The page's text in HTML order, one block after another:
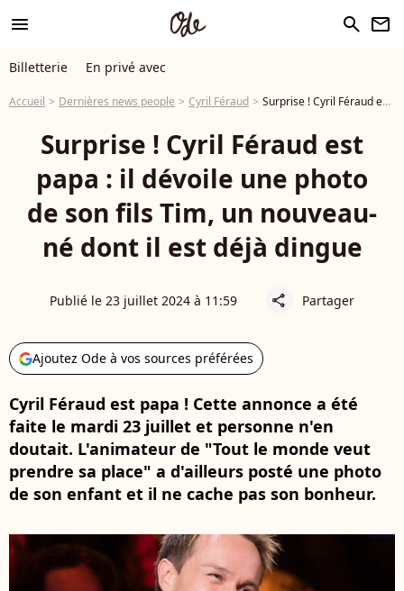
menu search newsletter
Billetterie En privé avec
Accueil Dernières news people Cyril Féraud Surprise ! Cyril Féraud est papa : il dévoile une photo de son fils Tim, un nouveau-né dont il est déjà dingue
Surprise ! Cyril Féraud est
papa : il dévoile une photo
de son fils Tim, un nouveau-
né dont il est déjà dingue
Publié le 23 juillet 2024 à 11:59 share Partager
Ajoutez Ode à vos sources préférées
Cyril Féraud est papa ! Cette annonce a été
faite le mardi 23 juillet et personne n'en
doutait. L'animateur de "Tout le monde veut
prendre sa place" a d'ailleurs posté une photo
de son enfant et il ne cache pas son bonheur.